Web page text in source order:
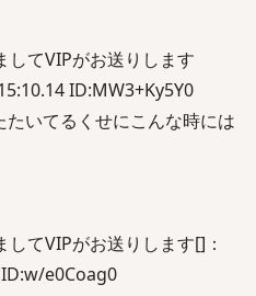
してVIPがお送りします
ID:MW3+Ky5Y0
いてるくせにこんな時には
てVIPがお送りします[]：
e0Coag0